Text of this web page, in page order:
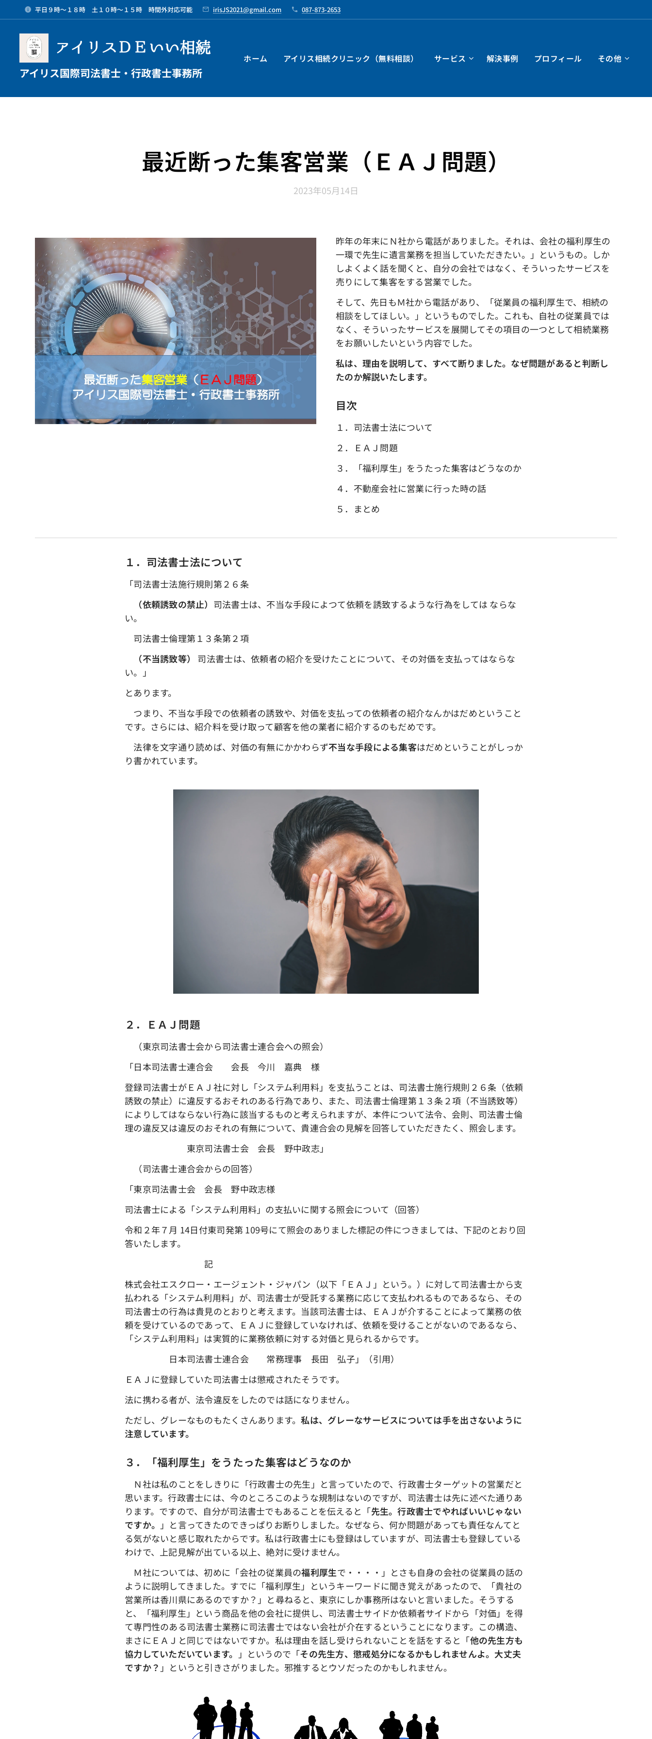
平日９時～１８時 土１０時～１５時 時間外対応可能 irisJS2021@gmail.com 087-873-2653
アイリスＤＥいい相続
アイリス国際司法書士・行政書士事務所
ホーム アイリス相続クリニック（無料相談） サービス 解決事例 プロフィール その他
最近断った集客営業（ＥＡＪ問題）
2023年05月14日
昨年の年末にＮ社から電話がありました。それは、会社の福利厚生の
一環で先生に遺言業務を担当していただきたい。」というもの。しか
しよくよく話を聞くと、自分の会社ではなく、そういったサービスを
売りにして集客をする営業でした。
そして、先日もＭ社から電話があり、「従業員の福利厚生で、相続の
相談をしてほしい。」というものでした。これも、自社の従業員では
なく、そういったサービスを展開してその項目の一つとして相続業務
をお願いしたいという内容でした。
私は、理由を説明して、すべて断りました。なぜ問題があると判断し
たのか解説いたします。
目次
１．司法書士法について
２．ＥＡＪ問題
３．「福利厚生」をうたった集客はどうなのか
４．不動産会社に営業に行った時の話
５．まとめ
１．司法書士法について
「司法書士法施行規則第２６条
（依頼誘致の禁止） 司法書士は、不当な手段によつて依頼を誘致するような行為をしては ならな
い。
司法書士倫理第１３条第２項
（不当誘致等）
司法書士は、依頼者の紹介を受けたことについて、その対価を支払ってはならな
い。」
とあります。
つまり、不当な手段での依頼者の誘致や、対価を支払っての依頼者の紹介なんかはだめということ
です。さらには、紹介料を受け取って顧客を他の業者に紹介するのもだめです。
法律を文字通り読めば、対価の有無にかかわらず不当な手段による集客はだめということがしっか
り書かれています。
２．ＥＡＪ問題
（東京司法書士会から司法書士連合会への照会）
「日本司法書士連合会 会長 今川 嘉典 様
登録司法書士がＥＡＪ社に対し「システム利用料」を支払うことは、司法書士施行規則２６条（依頼
誘致の禁止）に違反するおそれのある行為であり、また、司法書士倫理第１３条２項（不当誘致等）
によりしてはならない行為に該当するものと考えられますが、本件について法令、会則、司法書士倫
理の違反又は違反のおそれの有無について、貴連合会の見解を回答していただきたく、照会します。
東京司法書士会 会長 野中政志」
（司法書士連合会からの回答）
「東京司法書士会 会長 野中政志様
司法書士による「システム利用料」の支払いに関する照会について（回答）
令和２年７月 14日付東司発第 109号にて照会のありました標記の件につきましては、下記のとおり回
答いたします。
記
株式会社エスクロー・エージェント・ジャパン（以下「ＥＡＪ」という。）に対して司法書士から支
払われる「システム利用料」が、司法書士が受託する業務に応じて支払われるものであるなら、その
司法書士の行為は貴見のとおりと考えます。当該司法書士は、ＥＡＪが介することによって業務の依
頼を受けているのであって、ＥＡＪに登録していなければ、依頼を受けることがないのであるなら、
「システム利用料」は実質的に業務依頼に対する対価と見られるからです。
日本司法書士連合会 常務理事 長田 弘子」（引用）
ＥＡＪに登録していた司法書士は懲戒されたそうです。
法に携わる者が、法令違反をしたのでは話になりません。
ただし、グレーなものもたくさんあります。私は、グレーなサービスについては手を出さないように
注意しています。
３．「福利厚生」をうたった集客はどうなのか
Ｎ社は私のことをしきりに「行政書士の先生」と言っていたので、行政書士ターゲットの営業だと
思います。行政書士には、今のところこのような規制はないのですが、司法書士は先に述べた通りあ
ります。ですので、自分が司法書士でもあることを伝えると「先生。行政書士でやればいいじゃない
ですか。
」と言ってきたのできっぱりお断りしました。なぜなら、何か問題があっても責任なんてと
る気がないと感じ取れたからです。私は行政書士にも登録はしていますが、司法書士も登録している
わけで、上記見解が出ている以上、絶対に受けません。
Ｍ社については、初めに「会社の従業員の福利厚生で・・・・」とさも自身の会社の従業員の話の
ように説明してきました。すでに「福利厚生」というキーワードに聞き覚えがあったので、「貴社の
営業所は香川県にあるのですか？」と尋ねると、東京にしか事務所はないと言いました。そうする
と、「福利厚生」という商品を他の会社に提供し、司法書士サイドか依頼者サイドから「対価」を得
て専門性のある司法書士業務に司法書士ではない会社が介在するということになります。この構造、
まさにＥＡＪと同じではないですか。私は理由を話し受けられないことを話をすると「他の先生方も
協力していただいています。
」というので「その先生方、懲戒処分になるかもしれませんよ。大丈夫
ですか？ 」というと引きさがりました。邪推するとウソだったのかもしれません。